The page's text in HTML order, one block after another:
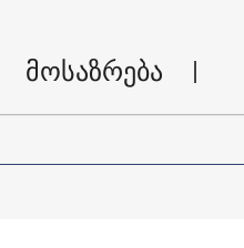
მოსაზრება